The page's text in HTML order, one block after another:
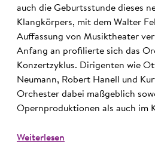
auch die Geburtsstunde dieses
Klangkörpers, mit dem Walter
Auffassung von Musiktheater
Anfang an profilierte sich das
Konzertzyklus. Dirigenten wie
Neumann, Robert Hanell und
Orchester dabei maßgeblich
Opernproduktionen als auch im
Weiterlesen